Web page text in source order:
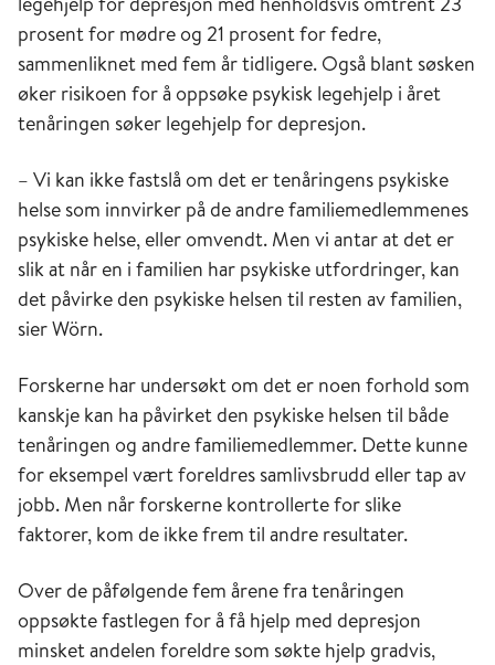
prosent for mødre og 21 prosent for fedre,
sammenliknet med fem år tidligere. Også blant søsken
øker risikoen for å oppsøke psykisk legehjelp i året
tenåringen søker legehjelp for depresjon.
– Vi kan ikke fastslå om det er tenåringens psykiske
helse som innvirker på de andre familiemedlemmenes
psykiske helse, eller omvendt. Men vi antar at det er
slik at når en i familien har psykiske utfordringer, kan
det påvirke den psykiske helsen til resten av familien,
sier Wörn.
Forskerne har undersøkt om det er noen forhold som
kanskje kan ha påvirket den psykiske helsen til både
tenåringen og andre familiemedlemmer. Dette kunne
for eksempel vært foreldres samlivsbrudd eller tap av
jobb. Men når forskerne kontrollerte for slike
faktorer, kom de ikke frem til andre resultater.
Over de påfølgende fem årene fra tenåringen
oppsøkte fastlegen for å få hjelp med depresjon
minsket andelen foreldre som søkte hjelp gradvis,